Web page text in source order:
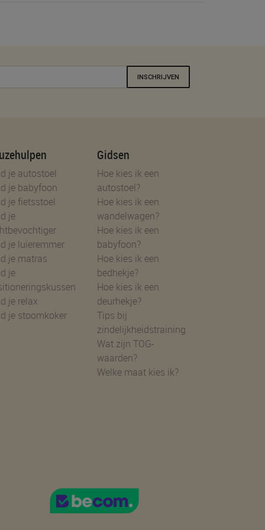
INSCHRIJVEN
je autostoel
je babyfoon
je fietsstoel
je
je luieremmer
je matras
je
je relax
je stoomkoker
Gidsen
Hoe kies ik een
autostoel?
Hoe kies ik een
wandelwagen?
Hoe kies ik een
babyfoon?
Hoe kies ik een
bedhekje?
Hoe kies ik een
deurhekje?
Tips bij
zindelijkheidstraining
Wat zijn TOG-
waarden?
Welke maat kies ik?